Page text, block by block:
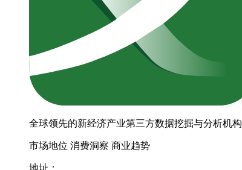
全球领先的新经济产业第三方数据挖掘与分析机构
市场地位 消费洞察 商业趋势
地址：